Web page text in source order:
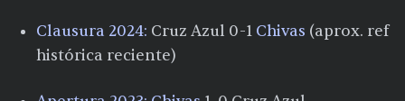
Clausura 2024: Cruz Azul 0-1 Chivas (aprox. ref
histórica reciente)